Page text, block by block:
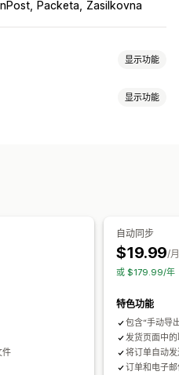
InPost Packeta Zasilkovna
显示功能
显示功能
件
自动同步
$19.99/
或 $179.99/年
特色功能
包含“手动导
发货页面中
将订单自动
订单和电子